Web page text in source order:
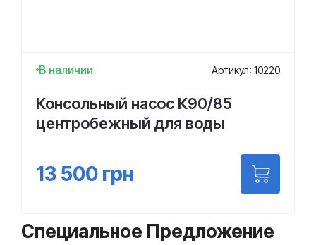
В наличии Артикул: 10220
Консольный насос К90/85
центробежный для воды
13 500 грн
Специальное Предложение